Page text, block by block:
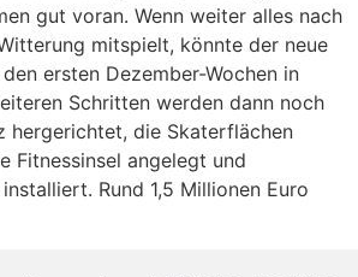
gut voran. Wenn weiter alles nach
mitspielt, könnte der neue
ersten Dezember-Wochen in
Schritten werden dann noch
hergerichtet, die Skaterflächen
Fitnessinsel angelegt und
Rund 1,5 Millionen Euro